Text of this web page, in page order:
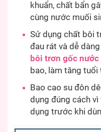
khuẩn, chất bẩn
cùng nước muối
Sử dụng chất bôi
đau rát và dễ
bôi trơn gốc nước
bao, làm tăng tuổi
Bao cao su đôn
dụng đúng cách
dụng trước khi